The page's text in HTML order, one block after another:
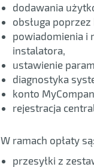
dodawania
obsługa poprzez
powiadomienia i
instalatora,
ustawienie
diagnostyka
konto
rejestracja
W ramach opłaty są:
przesyłki z